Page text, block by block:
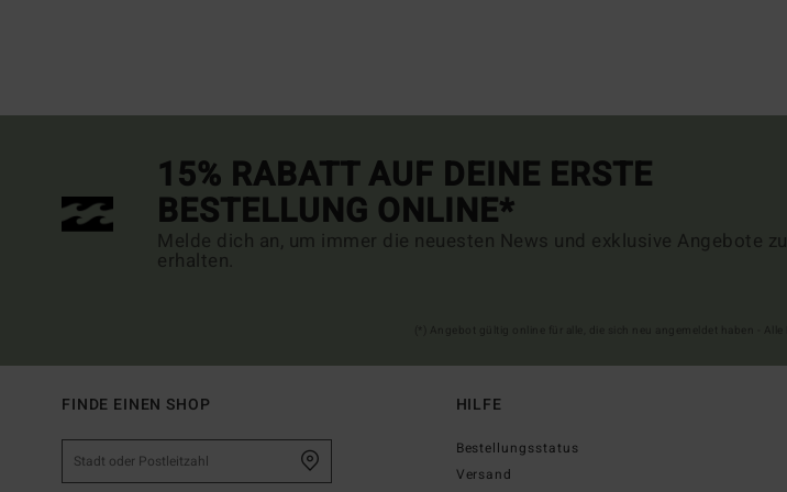
15% RABATT AUF DEINE ERSTE
BESTELLUNG ONLINE*
Melde dich an, um immer die neuesten News und exklusive Angebote zu
erhalten.
FINDE EINEN SHOP HILFE
Bestellungsstatus
Versand